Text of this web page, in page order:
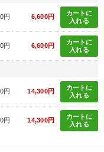
円 6,600円
カートに
入れる
円 6,600円
カートに
入れる
円 14,300円
カートに
入れる
円 14,300円
カートに
入れる